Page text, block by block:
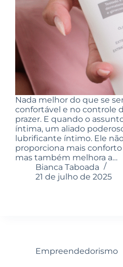
Nada melhor do que se
confortável e no controle
prazer. E quando o
íntima, um aliado
lubrificante íntimo. Ele
proporciona mais conforto
mas também melhora a…
Bianca Taboada
21 de julho de 2025
Empreendedorismo